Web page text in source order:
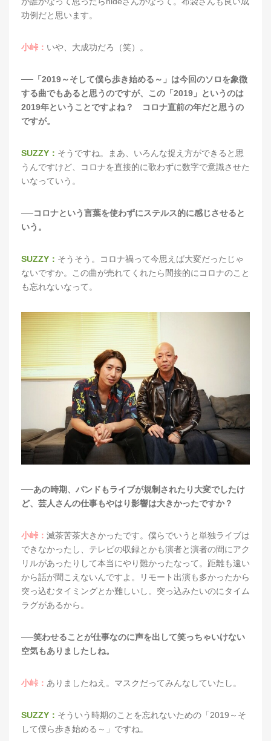
功例だと思います。
小峠： いや、大成功だろ（笑）。
──「2019～そして僕ら歩き始める～」は今回のソロを象徴
する曲でもあると思うのですが、この「2019」というのは
2019年ということですよね？ コロナ直前の年だと思うの
ですが。
SUZZY： そうですね。まあ、いろんな捉え方ができると思
うんですけど、コロナを直接的に歌わずに数字で意識させた
いなっていう。
──コロナという言葉を使わずにステルス的に感じさせると
いう。
SUZZY： そうそう。コロナ禍って今思えば大変だったじゃ
ないですか。この曲が売れてくれたら間接的にコロナのこと
も忘れないなって。
──あの時期、バンドもライブが規制されたり大変でしたけ
ど、芸人さんの仕事もやはり影響は大きかったですか？
小峠： 滅茶苦茶大きかったです。僕らでいうと単独ライブは
できなかったし、テレビの収録とかも演者と演者の間にアク
リルがあったりして本当にやり難かったなって。距離も遠い
から話が聞こえないんですよ。リモート出演も多かったから
突っ込むタイミングとか難しいし。突っ込みたいのにタイム
ラグがあるから。
──笑わせることが仕事なのに声を出して笑っちゃいけない
空気もありましたしね。
小峠： ありましたねえ。マスクだってみんなしていたし。
SUZZY： そういう時期のことを忘れないための「2019～そ
して僕ら歩き始める～」ですね。